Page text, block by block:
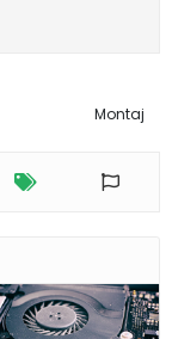
Montaj